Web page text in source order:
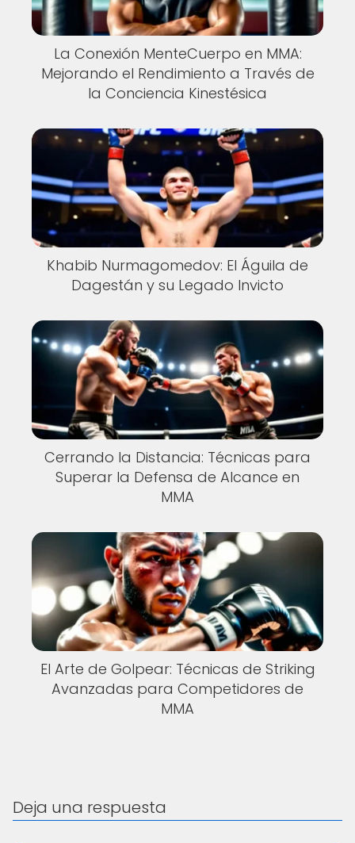
La Conexión MenteCuerpo en MMA:
Mejorando el Rendimiento a Través de
la Conciencia Kinestésica
Khabib Nurmagomedov: El Águila de
Dagestán y su Legado Invicto
Cerrando la Distancia: Técnicas para
Superar la Defensa de Alcance en
MMA
El Arte de Golpear: Técnicas de Striking
Avanzadas para Competidores de
MMA
Deja una respuesta